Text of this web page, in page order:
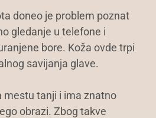
doneo je problem poznat
gledanje u telefone i
bore. Koža ovde trpi
savijanja glave.
mestu tanji i ima znatno
obrazi. Zbog takve